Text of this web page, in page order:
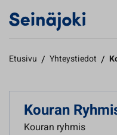
Etusivu / Yhteystiedot /
Kouran
Kouran ryhmis